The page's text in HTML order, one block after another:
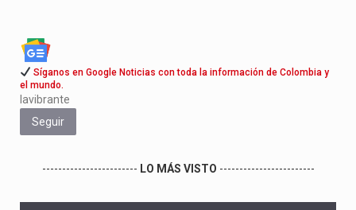
Síganos en Google Noticias con toda la información de Colombia y
el mundo.
lavibrante
Seguir
------------------------ LO MÁS VISTO ------------------------